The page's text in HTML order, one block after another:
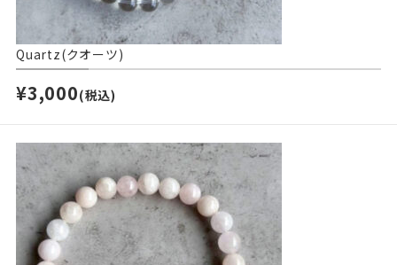
Quartz(クオーツ)
¥3,000(税込)